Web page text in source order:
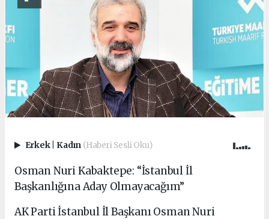
Erkek Kadın (Haberi Sesli Oku)
Osman Nuri Kabaktepe: “İstanbul İl
Başkanlığına Aday Olmayacağım”
AK Parti İstanbul İl Başkanı Osman Nuri